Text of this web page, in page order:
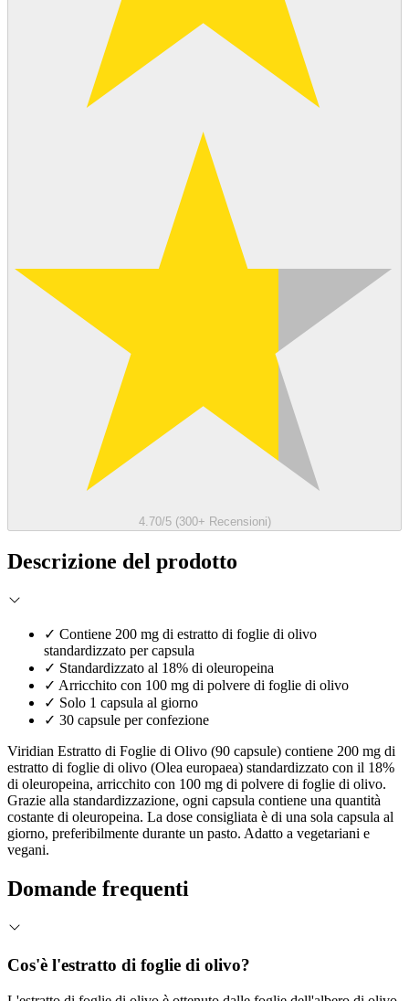
4.70/5 (300+ Recensioni)
Descrizione del prodotto
✓ Contiene 200 mg di estratto di foglie di olivo
standardizzato per capsula
✓ Standardizzato al 18% di oleuropeina
✓ Arricchito con 100 mg di polvere di foglie di olivo
✓ Solo 1 capsula al giorno
✓ 30 capsule per confezione
Viridian Estratto di Foglie di Olivo (90 capsule) contiene 200 mg di
estratto di foglie di olivo (Olea europaea) standardizzato con il 18%
di oleuropeina, arricchito con 100 mg di polvere di foglie di olivo.
Grazie alla standardizzazione, ogni capsula contiene una quantità
costante di oleuropeina. La dose consigliata è di una sola capsula al
giorno, preferibilmente durante un pasto. Adatto a vegetariani e
vegani.
Domande frequenti
Cos'è l'estratto di foglie di olivo?